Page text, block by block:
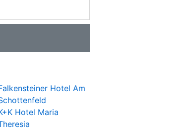
Hotel Am
Hotel Maria